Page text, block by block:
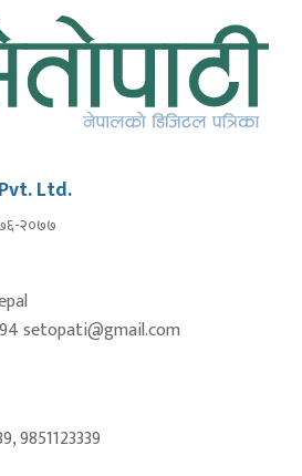
Ltd.
२०७७
setopati@gmail.com
9851123339